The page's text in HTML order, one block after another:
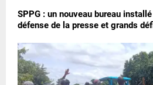
SPPG : un nouveau bureau
défense de la presse et grands